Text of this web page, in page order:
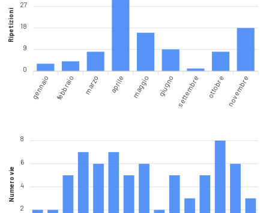
27
18
9
0
Ripetizioni
gennaio febbraio marzo aprile maggio giugno settembre ottobre novembre
8
6
4
2
Numero vie